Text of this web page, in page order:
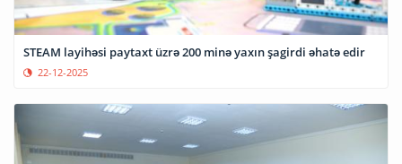
STEAM layihəsi paytaxt üzrə 200 minə yaxın şagirdi əhatə edir
22-12-2025